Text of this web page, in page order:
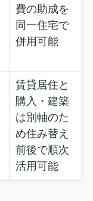
費の助成を
同一住宅で
併用可能
賃貸居住と
購入・建築
は別軸のた
め住み替え
前後で順次
活用可能